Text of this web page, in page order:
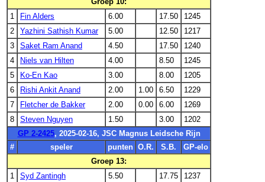
1
Fin Alders 6.00 17.50
1245
2
Yazhini Sathish Kumar 5.00 12.50
1217
3
Saket Ram Anand 4.50 17.50
1240
4
Niels van Hilten 4.00 8.50
1245
5
Ko-En Kao 3.00 8.00
1205
6
Rishi Ankit Anand 2.00 1.00 6.50
1229
7
Fletcher de Bakker 2.00 0.00 6.00
1269
8
Steven Nguyen 1.50 3.00
1202
GP 2-2425, 2025-02-16, JSC Magnus Leidsche Rijn
#
speler punten O.R. S.B.
GP-elo
Groep 13:
1
Syd Zantingh 5.50 17.75
1237